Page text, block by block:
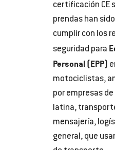
certificación CE
prendas han
cumplir con los
seguridad para
Personal (EPP)
motociclistas,
por empresas
latina,
mensajería,
general, que